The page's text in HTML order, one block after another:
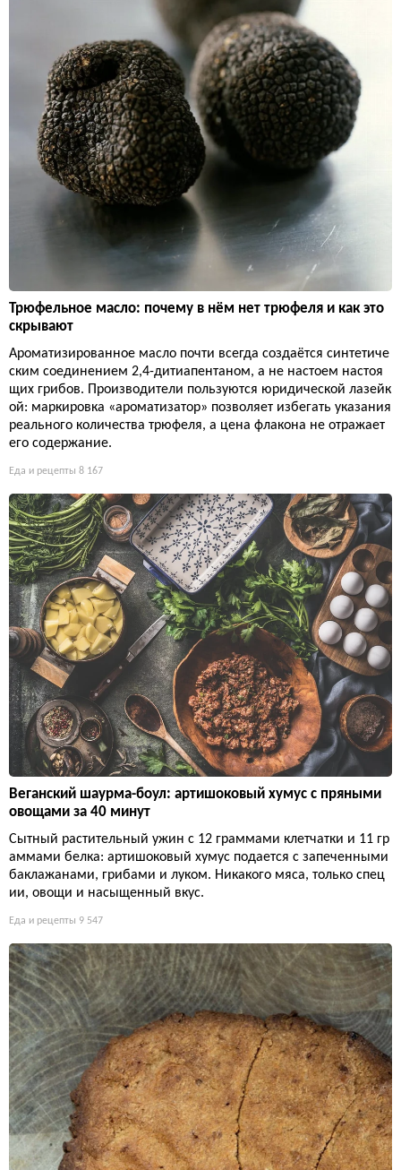
Трюфельное масло: почему в нём нет трюфеля и как это
скрывают
Ароматизированное масло почти всегда создаётся синтетиче
ским соединением 2,4-дитиапентаном, а не настоем настоя
щих грибов. Производители пользуются юридической лазейк
ой: маркировка «ароматизатор» позволяет избегать указания
реального количества трюфеля, а цена флакона не отражает
его содержание.
Еда и рецепты 8 167
Веганский шаурма-боул: артишоковый хумус с пряными
овощами за 40 минут
Сытный растительный ужин с 12 граммами клетчатки и 11 гр
аммами белка: артишоковый хумус подается с запеченными
баклажанами, грибами и луком. Никакого мяса, только спец
ии, овощи и насыщенный вкус.
Еда и рецепты 9 547